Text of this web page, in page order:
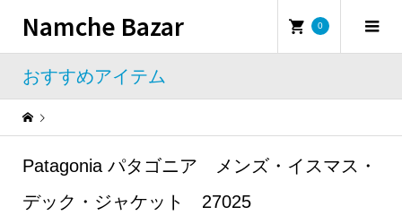
Namche Bazar 0
おすすめアイテム
Patagonia パタゴニア メンズ・イスマス・
デック・ジャケット 27025